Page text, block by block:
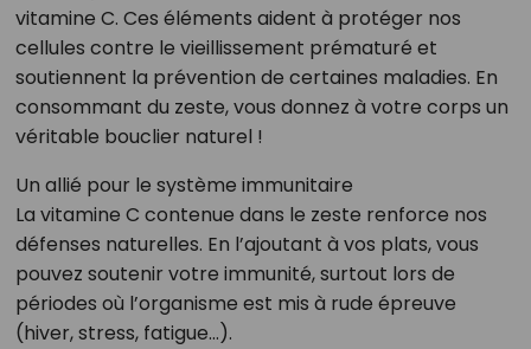
vitamine C. Ces éléments aident à protéger nos
cellules contre le vieillissement prématuré et
soutiennent la prévention de certaines maladies. En
consommant du zeste, vous donnez à votre corps un
véritable bouclier naturel !
Un allié pour le système immunitaire
La vitamine C contenue dans le zeste renforce nos
défenses naturelles. En l’ajoutant à vos plats, vous
pouvez soutenir votre immunité, surtout lors de
périodes où l’organisme est mis à rude épreuve
(hiver, stress, fatigue…).